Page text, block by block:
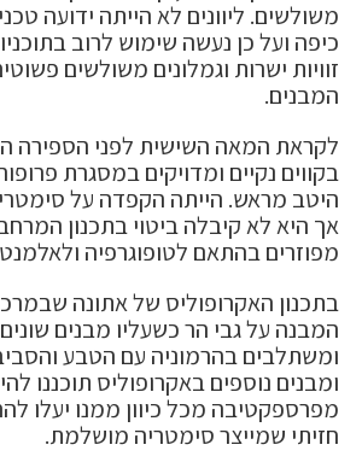
משולשים. ליוונים לא הייתה ידועה
כיפה ועל כן נעשה שימוש לרוב
זוויות ישרות וגמלונים משולשים
המבנים.
לקראת המאה השישית לפני הספירה
בקווים נקיים ומדויקים במסגרת
היטב מראש. הייתה הקפדה על
אך היא לא קיבלה ביטוי בתכנון
מפוזרים בהתאם לטופוגרפיה
בתכנון האקרופוליס של אתונה
המבנה על גבי הר כשעליו מבנים
ומשתלבים בהרמוניה עם הטבע
ומבנים נוספים באקרופוליס תוכננו
מפרספקטיבה מכל כיוון ממנו יעלו
חזיתי שמייצר סימטריה מושלמת.